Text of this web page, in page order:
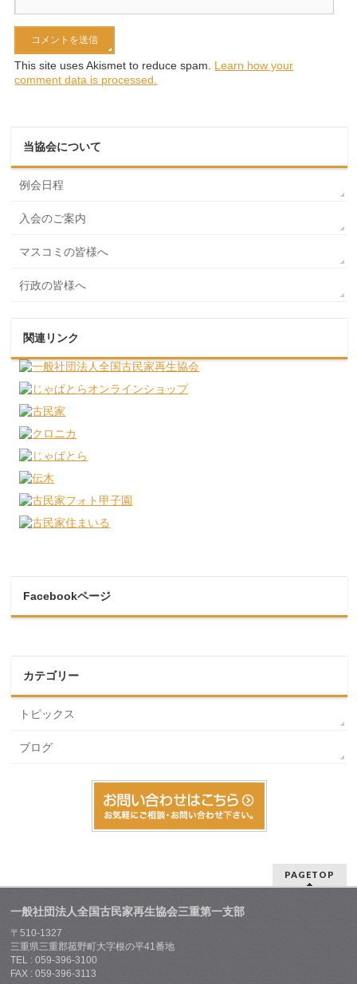
This site uses Akismet to reduce spam. Learn how your
comment data is processed.
当協会について
例会日程
入会のご案内
マスコミの皆様へ
行政の皆様へ
関連リンク
Facebookページ
カテゴリー
トピックス
ブログ
PAGETOP
一般社団法人全国古民家再生協会三重第一支部
〒510-1327
三重県三重郡菰野町大字根の平41番地
TEL : 059-396-3100
FAX : 059-396-3113